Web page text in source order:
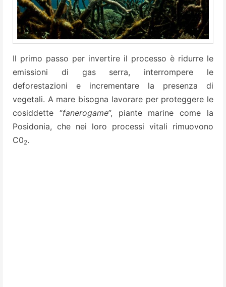
Il primo passo per invertire il processo è ridurre le
emissioni di gas serra, interrompere le
deforestazioni e incrementare la presenza di
vegetali. A mare bisogna lavorare per proteggere le
cosiddette “fanerogame”, piante marine come la
Posidonia, che nei loro processi vitali rimuovono
C02.